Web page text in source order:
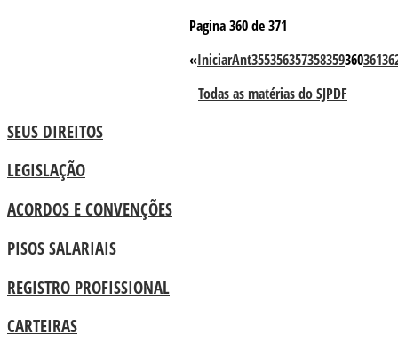
Pagina 360 de 371
«IniciarAnt355356357358359360361
Todas as matérias do SJPDF
SEUS DIREITOS
LEGISLAÇÃO
ACORDOS E CONVENÇÕES
PISOS SALARIAIS
REGISTRO PROFISSIONAL
CARTEIRAS